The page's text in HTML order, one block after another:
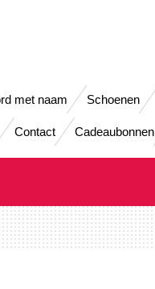
met naam Schoenen
Contact Cadeaubonnen